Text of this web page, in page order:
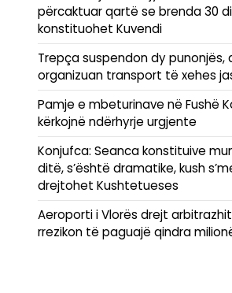
përcaktuar qartë se brenda 30
konstituohet Kuvendi
Trepça suspendon dy punonjës,
organizuan transport të xehes
Pamje e mbeturinave në Fushë
kërkojnë ndërhyrje urgjente
Konjufca: Seanca konstituive
ditë, s’është dramatike, kush
drejtohet Kushtetueses
Aeroporti i Vlorës drejt
rrezikon të paguajë qindra